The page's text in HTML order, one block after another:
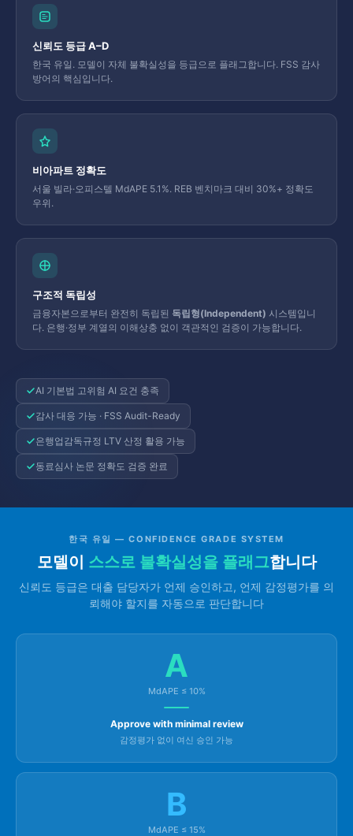
신뢰도 등급 A–D
한국 유일. 모델이 자체 불확실성을 등급으로 플래그합니다. FSS 감사
방어의 핵심입니다.
비아파트 정확도
서울 빌라·오피스텔 MdAPE 5.1%. REB 벤치마크 대비 30%+ 정확도
우위.
구조적 독립성
금융자본으로부터 완전히 독립된 독립형(Independent) 시스템입니
다. 은행·정부 계열의 이해상충 없이 객관적인 검증이 가능합니다.
AI 기본법 고위험 AI 요건 충족
감사 대응 가능 · FSS Audit-Ready
은행업감독규정 LTV 산정 활용 가능
동료심사 논문 정확도 검증 완료
한국 유일 — CONFIDENCE GRADE SYSTEM
모델이 스스로 불확실성을 플래그합니다
신뢰도 등급은 대출 담당자가 언제 승인하고, 언제 감정평가를 의
뢰해야 할지를 자동으로 판단합니다
A
MdAPE ≤ 10%
Approve with minimal review
감정평가 없이 여신 승인 가능
B
MdAPE ≤ 15%